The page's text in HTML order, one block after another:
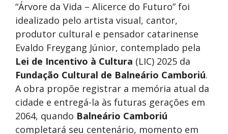
“Árvore da Vida – Alicerce do Futuro” foi
idealizado pelo artista visual, cantor,
produtor cultural e pensador catarinense
Evaldo Freygang Júnior, contemplado pela
Lei de Incentivo à Cultura (LIC) 2025 da
Fundação Cultural de Balneário Camboriú.
A obra propõe registrar a memória atual da
cidade e entregá-la às futuras gerações em
2064, quando Balneário Camboriú
completará seu centenário, momento em